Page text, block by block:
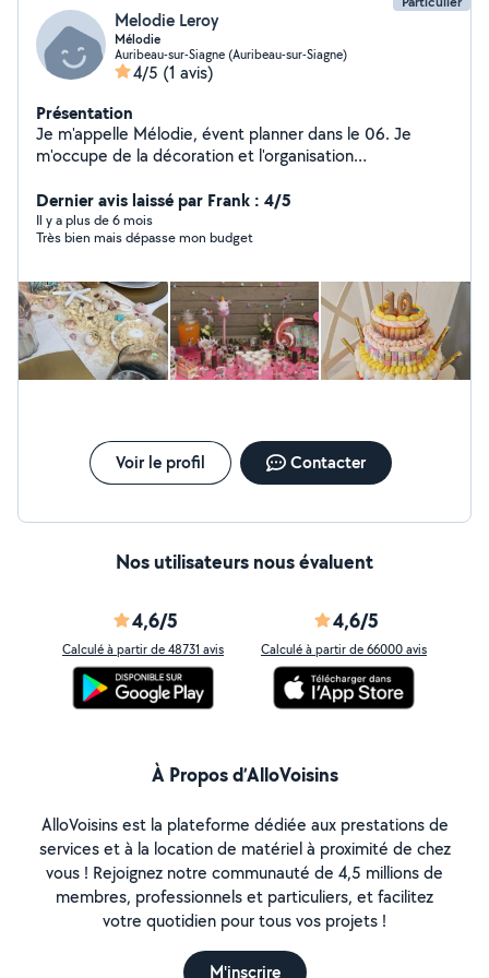
pour cerner vos attentes.
Melodie Leroy
Mélodie
Auribeau-sur-Siagne (Auribeau-sur-Siagne)
4/5 (1 avis)
Présentation
Je m'appelle Mélodie, évent planner dans le 06. Je
m'occupe de la décoration et l'organisation
reveal, EVJF etc. N'hésitez pas à me contacter. A très
vite
Dernier avis laissé par Frank : 4/5
Il y a plus de 6 mois
Très bien mais dépasse mon budget
Voir le profil Contacter
Nos utilisateurs nous évaluent
4,6/5
Calculé à partir de 48731 avis
4,6/5
Calculé à partir de 66000 avis
À Propos d’AlloVoisins
AlloVoisins est la plateforme dédiée aux prestations de
services et à la location de matériel à proximité de chez
vous ! Rejoignez notre communauté de 4,5 millions de
membres, professionnels et particuliers, et facilitez
votre quotidien pour tous vos projets !
M'inscrire